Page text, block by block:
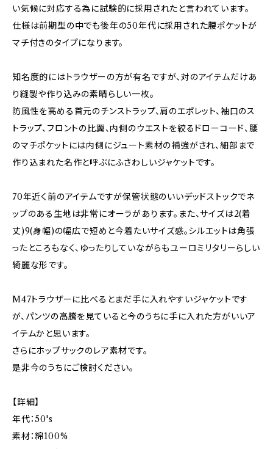
い気候に対応する為に試験的に採用されたと言われています。
仕様は前期型の中でも後年の50年代に採用された腰ポケットが
マチ付きのタイプになります。
知名度的にはトラウザーの方が有名ですが、対のアイテムだけあ
り縫製や作り込みの素晴らしい一枚。
防風性を高める首元のチンストラップ、肩のエポレット、袖口のス
トラップ、フロントの比翼、内側のウエストを絞るドローコード、腰
のマチポケットには内側にジュート素材の補強がされ、細部まで
作り込まれた名作と呼ぶにふさわしいジャケットです。
70年近く前のアイテムですが保管状態のいいデッドストックでネ
ップのある生地は非常にオーラがあります。また、サイズは2(着
丈)9(身幅)の幅広で短めと今着たいサイズ感。シルエットは角張
ったところもなく、ゆったりしていながらもユーロミリタリーらしい
綺麗な形です。
M47トラウザーに比べるとまだ手に入れやすいジャケットです
が、パンツの高騰を見ていると今のうちに手に入れた方がいいア
イテムかと思います。
さらにホップサックのレア素材です。
是非今のうちにご検討ください。
【詳細】
年代：50's
素材：綿100%